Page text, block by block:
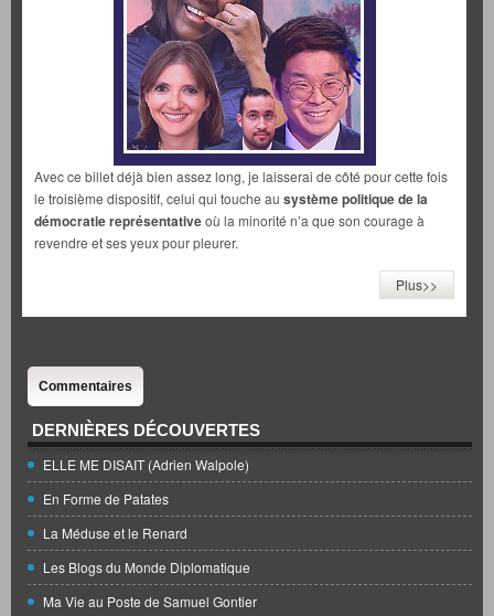
Avec ce billet déjà bien assez long, je laisserai de côté pour cette fois
le troisième dispositif, celui qui touche au système politique de la
démocratie représentativeoù la minorité n’a que son courage à
revendre et ses yeux pour pleurer.
Plus>>
Commentaires
DERNIÈRES DÉCOUVERTES
ELLE ME DISAIT (Adrien Walpole)
En Forme de Patates
La Méduse et le Renard
Les Blogs du Monde Diplomatique
Ma Vie au Poste de Samuel Gontier